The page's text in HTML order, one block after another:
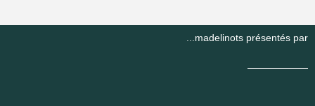
...madelinots présentés par